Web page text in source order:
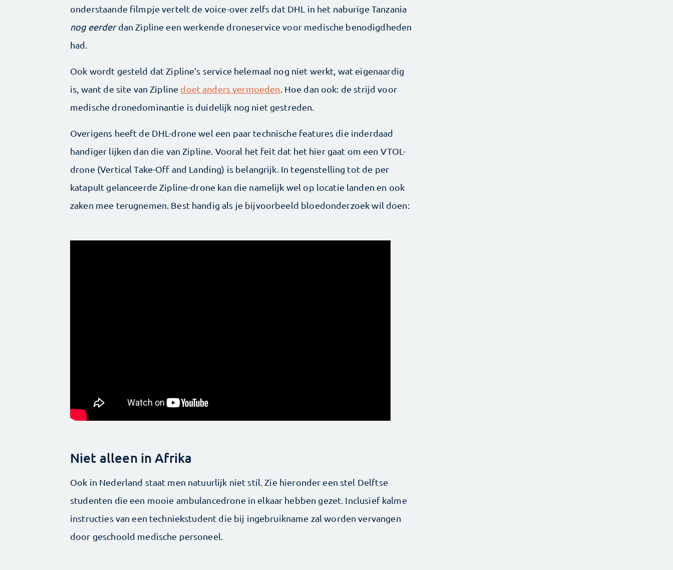
onderstaande filmpje vertelt de voice-over zelfs dat DHL in het naburige Tanzania
nog eerderdan Zipline een werkende droneservice voor medische benodigdheden
had.
Ook wordt gesteld dat Zipline’s service helemaal nog niet werkt, wat eigenaardig
is, want de site van Zipline doet anders vermoeden . Hoe dan ook: de strijd voor
medische dronedominantie is duidelijk nog niet gestreden.
Overigens heeft de DHL-drone wel een paar technische features die inderdaad
handiger lijken dan die van Zipline. Vooral het feit dat het hier gaat om een VTOL-
drone (Vertical Take-Off and Landing) is belangrijk. In tegenstelling tot de per
katapult gelanceerde Zipline-drone kan die namelijk wel op locatie landen en ook
zaken mee terugnemen. Best handig als je bijvoorbeeld bloedonderzoek wil doen:
Niet alleen in Afrika
Ook in Nederland staat men natuurlijk niet stil. Zie hieronder een stel Delftse
studenten die een mooie ambulancedrone in elkaar hebben gezet. Inclusief kalme
instructies van een techniekstudent die bij ingebruikname zal worden vervangen
door geschoold medische personeel.